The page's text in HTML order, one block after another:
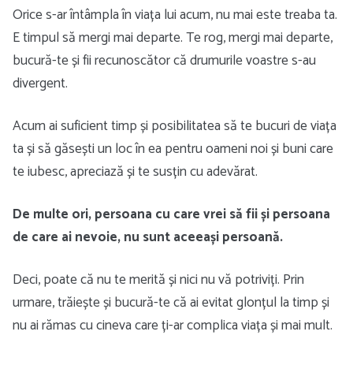
Orice s-ar întâmpla în viața lui acum, nu mai este treaba ta.
E timpul să mergi mai departe. Te rog, mergi mai departe,
bucură-te și fii recunoscător că drumurile voastre s-au
divergent.
Acum ai suficient timp și posibilitatea să te bucuri de viața
ta și să găsești un loc în ea pentru oameni noi și buni care
te iubesc, apreciază și te susțin cu adevărat.
De multe ori, persoana cu care vrei să fii și persoana
de care ai nevoie, nu sunt aceeași persoană.
Deci, poate că nu te merită și nici nu vă potriviți. Prin
urmare, trăiește și bucură-te că ai evitat glonțul la timp și
nu ai rămas cu cineva care ți-ar complica viața și mai mult.